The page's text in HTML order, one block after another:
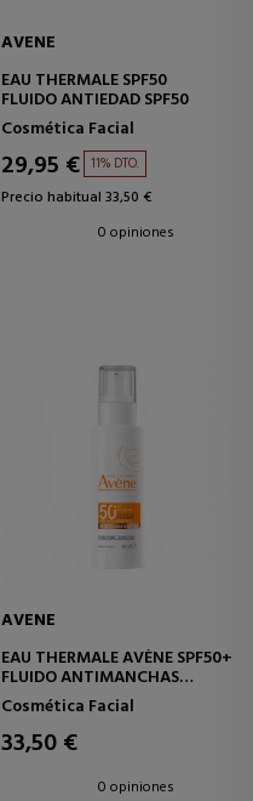
AVENE
EAU THERMALE SPF50
FLUIDO ANTIEDAD SPF50
Cosmética Facial
29,95 € 11% DTO.
Precio habitual 33,50 €
0 opiniones
AVENE
EAU THERMALE AVÈNE SPF50+
FLUIDO ANTIMANCHAS
SPF50+
Cosmética Facial
33,50 €
0 opiniones